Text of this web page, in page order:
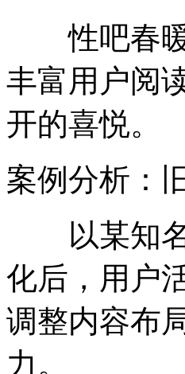
性吧春暖
丰富用户阅
开的喜悦。
案例分析：
以某知名
化后，用户
调整内容布
力。